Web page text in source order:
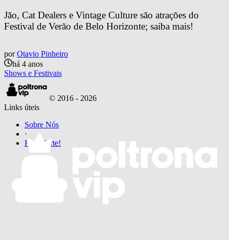
Jão, Cat Dealers e Vintage Culture são atrações do
Festival de Verão de Belo Horizonte; saiba mais!
por Otavio Pinheiro
há 4 anos
Shows e Festivais
© 2016 - 2026
Links úteis
Sobre Nós
·
Faça Parte!